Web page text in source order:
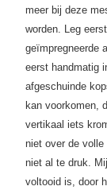
meer bij deze
worden. Leg
geïmpregneerde
eerst handmatig
afgeschuinde
kan voorkomen,
vertikaal iets
niet over de
niet al te druk.
voltooid is, door